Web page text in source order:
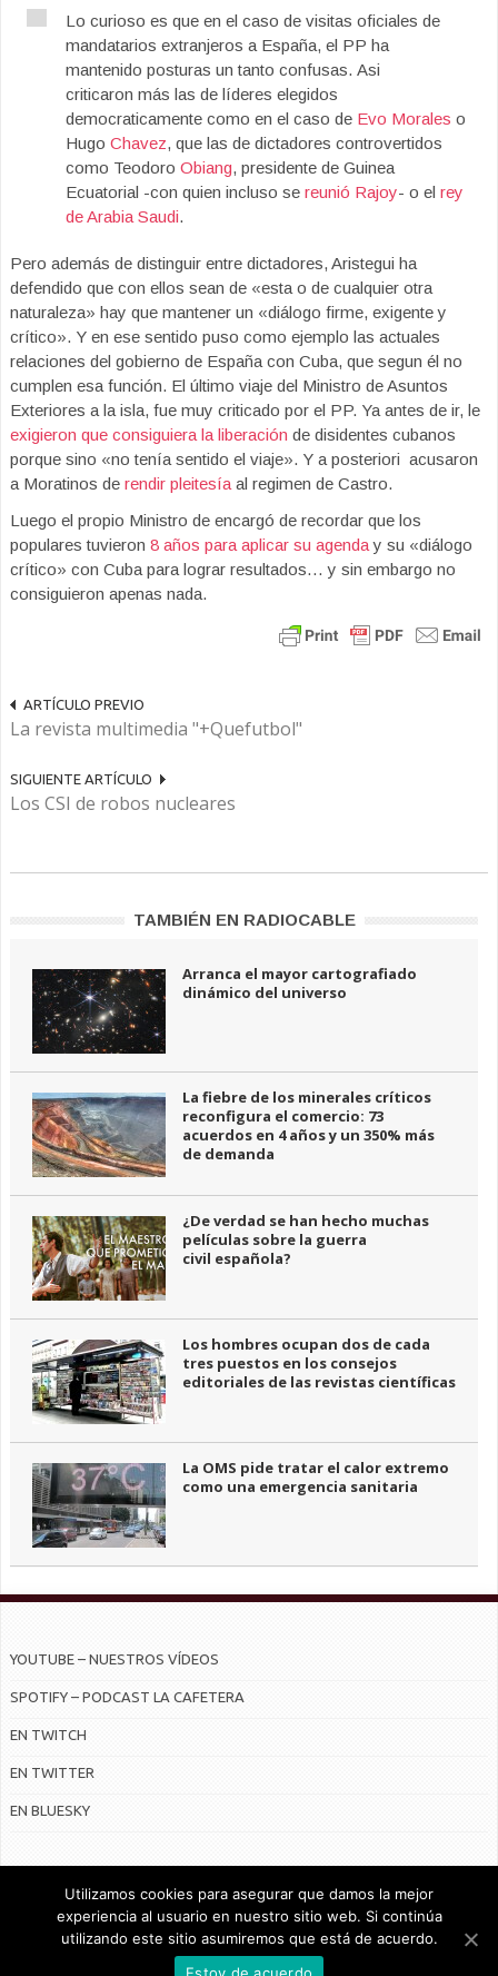
Lo curioso es que en el caso de visitas oficiales de
mandatarios extranjeros a España, el PP ha
mantenido posturas un tanto confusas. Asi
criticaron más las de líderes elegidos
democraticamente como en el caso de Evo Morales o
Hugo Chavez, que las de dictadores controvertidos
como Teodoro Obiang, presidente de Guinea
Ecuatorial -con quien incluso se reunió Rajoy- o el rey
de Arabia Saudi.
Pero además de distinguir entre dictadores, Aristegui ha
defendido que con ellos sean de «esta o de cualquier otra
naturaleza» hay que mantener un «diálogo firme, exigente y
crítico». Y en ese sentido puso como ejemplo las actuales
relaciones del gobierno de España con Cuba, que segun él no
cumplen esa función. El último viaje del Ministro de Asuntos
Exteriores a la isla, fue muy criticado por el PP. Ya antes de ir, le
exigieron que consiguiera la liberación de disidentes cubanos
porque sino «no tenía sentido el viaje». Y a posteriori acusaron
a Moratinos de rendir pleitesía al regimen de Castro.
Luego el propio Ministro de encargó de recordar que los
populares tuvieron 8 años para aplicar su agenday su «diálogo
crítico» con Cuba para lograr resultados… y sin embargo no
consiguieron apenas nada.
ARTÍCULO PREVIO
La revista multimedia "+Quefutbol"
SIGUIENTE ARTÍCULO
Los CSI de robos nucleares
TAMBIÉN EN RADIOCABLE
Arranca el mayor cartografiado
dinámico del universo
La fiebre de los minerales críticos
reconfigura el comercio: 73
acuerdos en 4 años y un 350% más
de demanda
¿De verdad se han hecho muchas
películas sobre la guerra
civil española?
Los hombres ocupan dos de cada
tres puestos en los consejos
editoriales de las revistas científicas
La OMS pide tratar el calor extremo
como una emergencia sanitaria
YOUTUBE – NUESTROS VÍDEOS
SPOTIFY – PODCAST LA CAFETERA
EN TWITCH
EN TWITTER
EN BLUESKY
© Radiocable en Internet S.L.
Utilizamos cookies para asegurar que damos la mejor
experiencia al usuario en nuestro sitio web. Si continúa
utilizando este sitio asumiremos que está de acuerdo.
Estoy de acuerdo